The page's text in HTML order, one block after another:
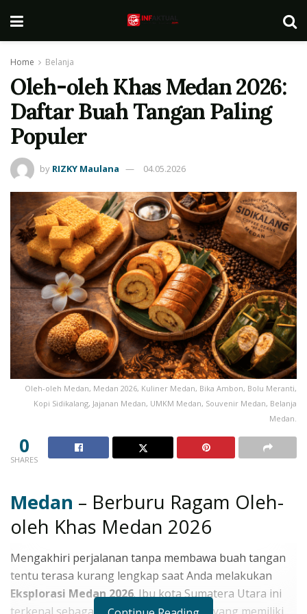
Home Belanja
Oleh-oleh Khas Medan 2026:
Daftar Buah Tangan Paling
Populer
by RIZKY Maulana 04.05.2026
Oleh-oleh Medan, Medan 2026, Kuliner Medan, Bika Ambon, Bolu Meranti,
Kopi Sidikalang, Jajanan Medan, UMKM Medan, Souvenir Medan, Belanja
Medan.
0
SHARES
Medan – Berburu Ragam Oleh-
oleh Khas Medan 2026
Mengakhiri perjalanan tanpa membawa buah tangan
tentu terasa kurang lengkap saat Anda melakukan
Eksplorasi Medan 2026. Ibu kota Sumatera Utara ini